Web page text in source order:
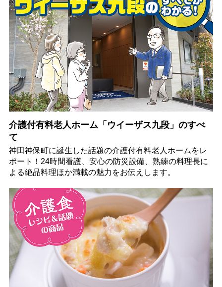
介護付有料老人ホーム「ウイーザス九段」のすべ
て
神田神保町に誕生した話題の介護付有料老人ホームをレ
ポート！24時間看護、安心の防災設備、熟練の料理長に
よる絶品料理ほか満載の魅力をお伝えします。